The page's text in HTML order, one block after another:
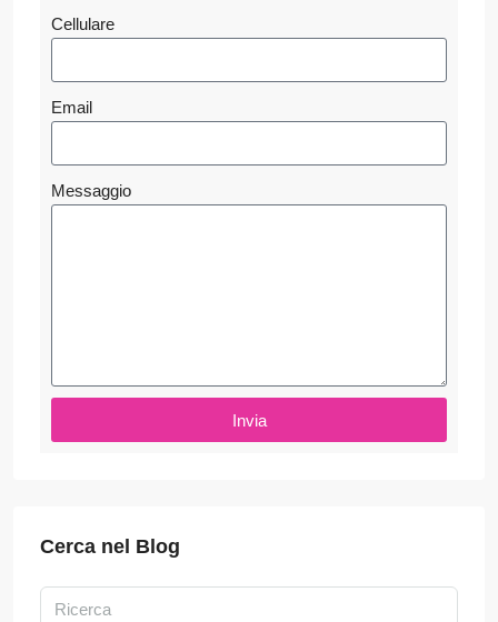
Cellulare
Email
Messaggio
Invia
Cerca nel Blog